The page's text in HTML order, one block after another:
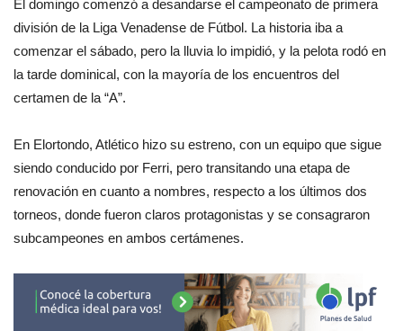
El domingo comenzó a desandarse el campeonato de primera
división de la Liga Venadense de Fútbol. La historia iba a
comenzar el sábado, pero la lluvia lo impidió, y la pelota rodó en
la tarde dominical, con la mayoría de los encuentros del
certamen de la “A”.
En Elortondo, Atlético hizo su estreno, con un equipo que sigue
siendo conducido por Ferri, pero transitando una etapa de
renovación en cuanto a nombres, respecto a los últimos dos
torneos, donde fueron claros protagonistas y se consagraron
subcampeones en ambos certámenes.